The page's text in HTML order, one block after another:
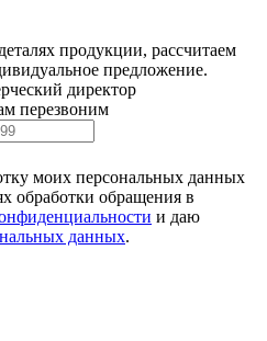
продукции, рассчитаем
предложение.
директор
перезвоним
моих персональных данных
обработки обращения в
и даю
данных.